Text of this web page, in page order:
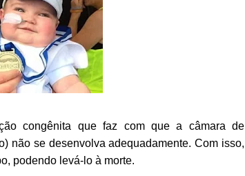
congênita que faz com que a câmara de
não se desenvolva adequadamente. Com isso,
podendo levá-lo à morte.